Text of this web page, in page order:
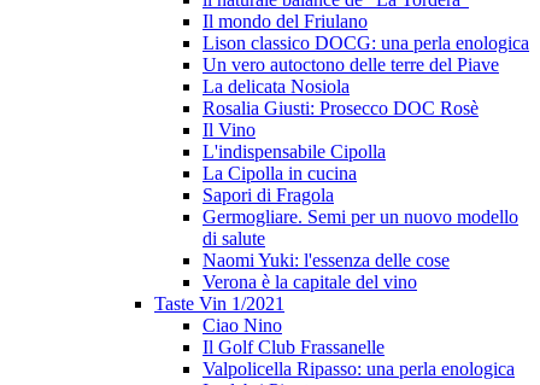
Il mondo del Friulano
Lison classico DOCG: una perla enologica
Un vero autoctono delle terre del Piave
La delicata Nosiola
Rosalia Giusti: Prosecco DOC Rosè
Il Vino
L'indispensabile Cipolla
La Cipolla in cucina
Sapori di Fragola
Germogliare. Semi per un nuovo modello
di salute
Naomi Yuki: l'essenza delle cose
Verona è la capitale del vino
Taste Vin 1/2021
Ciao Nino
Il Golf Club Frassanelle
Valpolicella Ripasso: una perla enologica